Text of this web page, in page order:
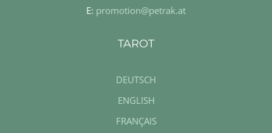
E: promotion@petrak.at
TAROT
DEUTSCH
ENGLISH
FRANÇAIS